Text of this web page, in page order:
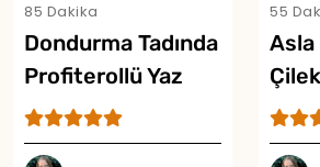
85 Dakika
Dondurma Tadında
Profiterollü Yaz
Pastası Tarifi
55
Asla
Tarifi